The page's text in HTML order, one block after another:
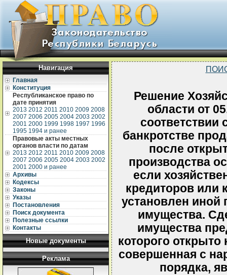
Навигация
Главная
Конституция
Республиканское право по
дате принятия
2013 2012 2011 2010 2009 2008
2007 2006 2005 2004 2003 2002
2001 2000 1999 1998 1997 1996
1995 1994 и ранее
Правовые акты местных
органов власти по датам
2013 2012 2011 2010 2009 2008
2007 2006 2005 2004 2003 2002
2001 2000 и ранее
Архивы
Кодексы
Законы
Указы
Постановления
Поиск документа
Полезные ссылки
Контакты
Новые документы
Реклама
Решение
области от
соответствии
банкротстве
после
производства
если
кредиторов или
установлен иной
имущества.
имущества
которого открыто
совершенная с
порядка,